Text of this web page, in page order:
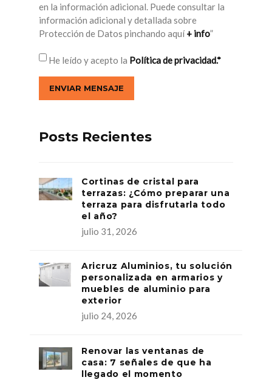
en la información adicional. Puede consultar la
información adicional y detallada sobre
Protección de Datos pinchando aquí+ info”
He leído y acepto la Política de privacidad.*
Posts Recientes
Cortinas de cristal para
terrazas: ¿Cómo preparar una
terraza para disfrutarla todo
el año?
julio 31, 2026
Aricruz Aluminios, tu solución
personalizada en armarios y
muebles de aluminio para
exterior
julio 24, 2026
Renovar las ventanas de
casa: 7 señales de que ha
llegado el momento